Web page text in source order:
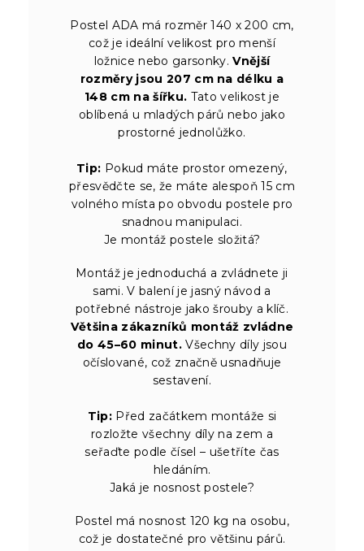
Postel ADA má rozměr 140 x 200 cm,
což je ideální velikost pro menší
ložnice nebo garsonky.Vnější
rozměry jsou 207 cm na délku a
148 cm na šířku. Tato velikost je
oblíbená u mladých párů nebo jako
prostorné jednolůžko.
Tip: Pokud máte prostor omezený,
přesvědčte se, že máte alespoň 15 cm
volného místa po obvodu postele pro
snadnou manipulaci.
Je montáž postele složitá?
Montáž je jednoduchá a zvládnete ji
sami. V balení je jasný návod a
potřebné nástroje jako šrouby a klíč.
Většina zákazníků montáž zvládne
do 45–60 minut. Všechny díly jsou
očíslované, což značně usnadňuje
sestavení.
Tip: Před začátkem montáže si
rozložte všechny díly na zem a
seřaďte podle čísel – ušetříte čas
hledáním.
Jaká je nosnost postele?
Postel má nosnost 120 kg na osobu,
což je dostatečné pro většinu párů.